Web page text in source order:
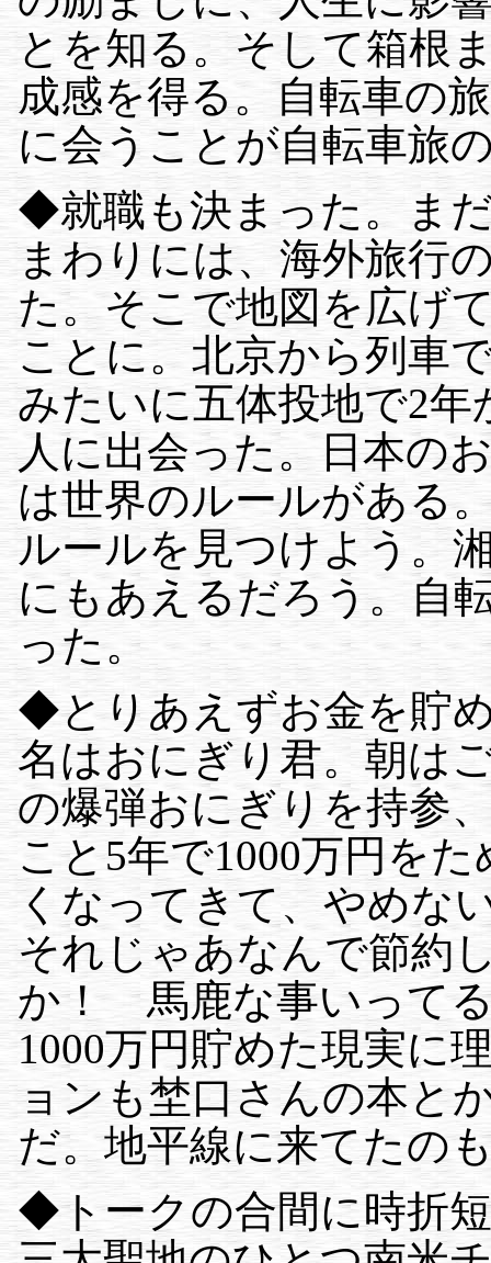
とを知る。そして箱根
成感を得る。自転車の
に会うことが自転車旅
◆就職も決まった。ま
まわりには、海外旅行
た。そこで地図を広げ
ことに。北京から列車
みたいに五体投地で2
人に出会った。日本の
は世界のルールがある
ルールを見つけよう。
にもあえるだろう。自
った。
◆とりあえずお金を貯
名はおにぎり君。朝は
の爆弾おにぎりを持参
こと5年で1000万円を
くなってきて、やめな
それじゃあなんで節約
か！ 馬鹿な事いって
1000万円貯めた現実に
ョンも埜口さんの本と
だ。地平線に来てたの
◆トークの合間に時折